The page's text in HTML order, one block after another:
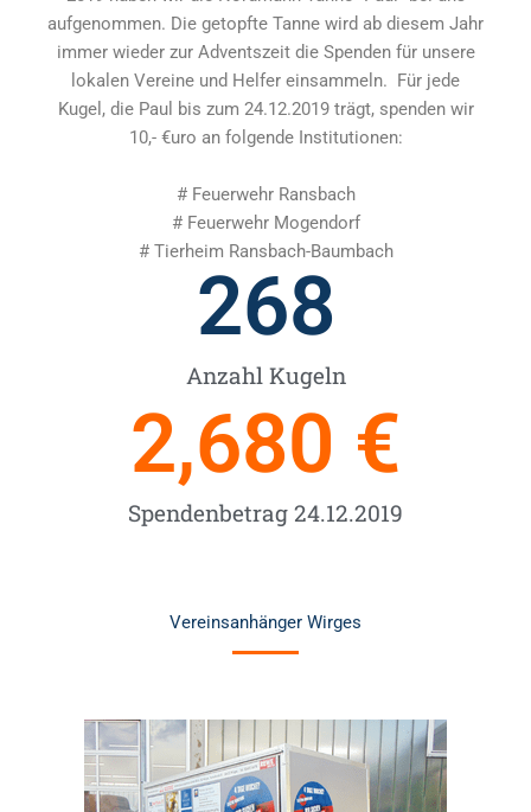
aufgenommen. Die getopfte Tanne wird ab diesem Jahr
immer wieder zur Adventszeit die Spenden für unsere
lokalen Vereine und Helfer einsammeln. Für jede
Kugel, die Paul bis zum 24.12.2019 trägt, spenden wir
10,- €uro an folgende Institutionen:
# Feuerwehr Ransbach
# Feuerwehr Mogendorf
# Tierheim Ransbach-Baumbach
Anzahl Kugeln
268
Spendenbetrag 24.12.2019
2,680 €
Vereinsanhänger Wirges